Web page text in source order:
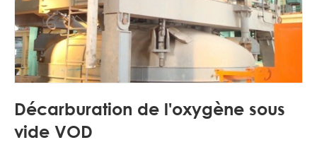
Décarburation de l'oxygène sous
vide VOD